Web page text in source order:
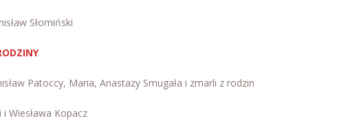
Słomiński
Patoccy, Maria, Anastazy Smugała i zmarli z rodzin
Wiesława Kopacz